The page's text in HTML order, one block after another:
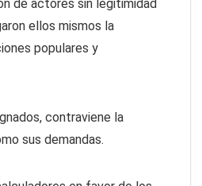
de actores sin legitimidad
ellos mismos la
populares y
contraviene la
sus demandas.